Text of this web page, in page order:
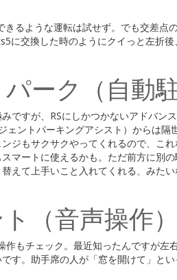
きるような運転は試せず。でも交差点
に交換した時のようにクイっと左折
ーク（自動駐
ですが、RSにしかつかないアドバン
ェントパーキングアシスト）からは隔
ジもサクサクやってくれるので、こ
マートに使えるかも。ただ前方に別
えて上手いこと入れてくれる、みた
（音声操作）
作もチェック。最近知ったんですが左
す。助手席の人が「窓を開けて」とい